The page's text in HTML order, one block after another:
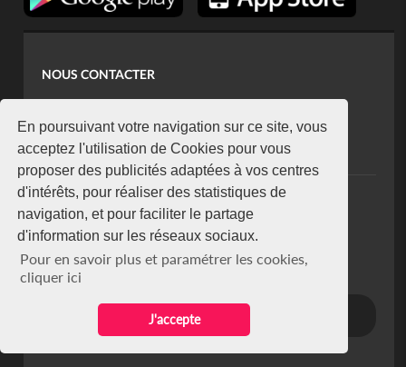
En poursuivant votre navigation sur ce site, vous
acceptez l'utilisation de Cookies pour vous
proposer des publicités adaptées à vos centres
d'intérêts, pour réaliser des statistiques de
navigation, et pour faciliter le partage
d'information sur les réseaux sociaux.
Pour en savoir plus et paramétrer les cookies,
cliquer ici
J'accepte
NOUS CONTACTER
koaci@yahoo.fr
+225 07 08 85 52 93
NEWSLETTER
Restez connecté via notre newsletter
S'abonner
Se désabonner